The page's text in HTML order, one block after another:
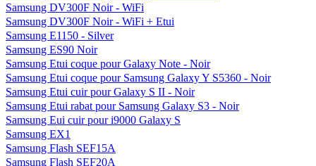
Samsung DV300F Noir - WiFi
Samsung DV300F Noir - WiFi + Etui
Samsung E1150 - Silver
Samsung ES90 Noir
Samsung Etui coque pour Galaxy Note - Noir
Samsung Etui coque pour Samsung Galaxy Y S5360 - Noir
Samsung Etui cuir pour Galaxy S II - Noir
Samsung Etui rabat pour Samsung Galaxy S3 - Noir
Samsung Eui cuir pour i9000 Galaxy S
Samsung EX1
Samsung Flash SEF15A
Samsung Flash SEF20A